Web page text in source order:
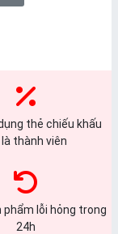
thẻ chiếu khấu
là thành viên
phẩm lỗi hỏng trong
24h